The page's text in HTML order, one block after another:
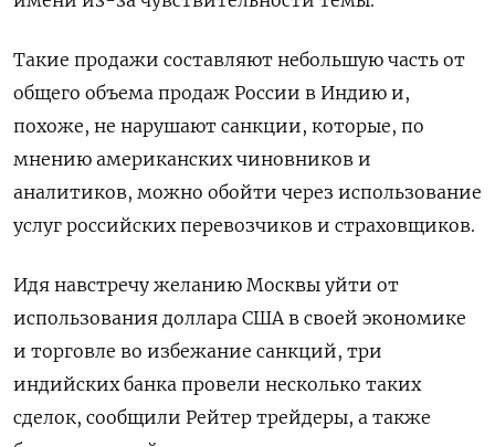
Такие продажи составляют небольшую часть от
общего объема продаж России в Индию и,
похоже, не нарушают санкции, которые, по
мнению американских чиновников и
аналитиков, можно обойти через использование
услуг российских перевозчиков и страховщиков.
Идя навстречу желанию Москвы уйти от
использования доллара США в своей экономике
и торговле во избежание санкций, три
индийских банка провели несколько таких
сделок, сообщили Рейтер трейдеры, а также